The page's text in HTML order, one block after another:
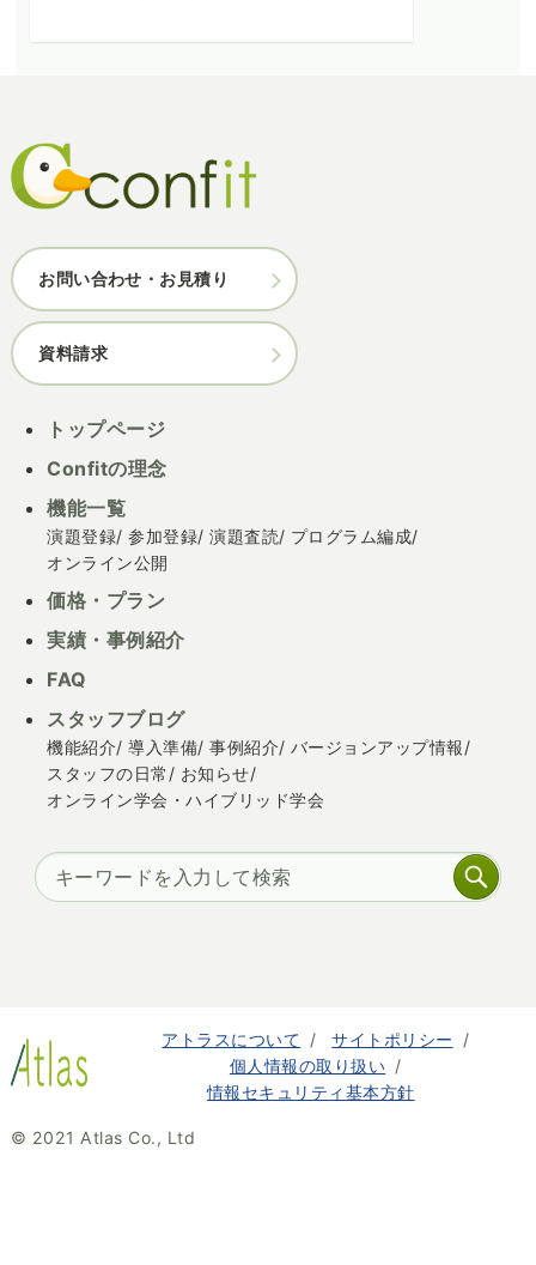
お問い合わせ・お見積り
資料請求
トップページ
Confitの理念
機能一覧
演題登録 参加登録 演題査読
プログラム編成
オンライン公開
価格・プラン
実績・事例紹介
FAQ
スタッフブログ
機能紹介 導入準備 事例紹介
バージョンアップ情報
スタッフの日常
お知らせ
オンライン学会・ハイブリッド学会
アトラスについて
サイトポリシー
個人情報の取り扱い
情報セキュリティ基本方針
© 2021 Atlas Co., Ltd